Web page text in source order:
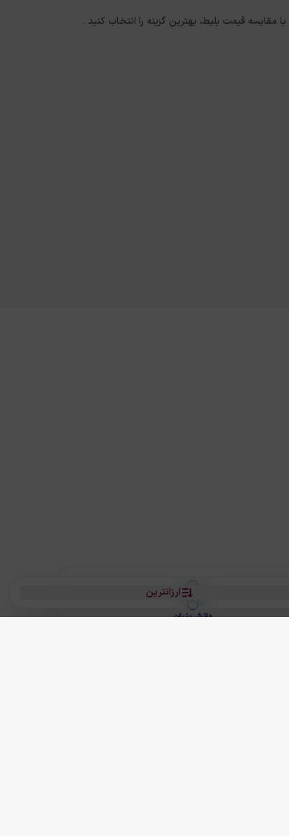
ارزانترین
با مقایسه قیمت بلیط، بهترین گزینه را انتخاب کنید .